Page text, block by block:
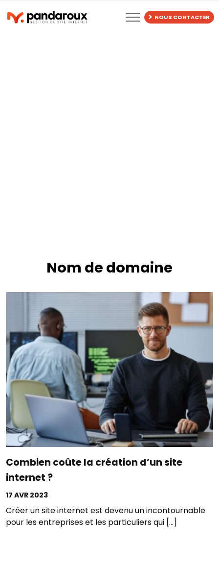
NOUS CONTACTER
Nom de domaine
Combien coûte la création d’un site
internet ?
17 AVR 2023
Créer un site internet est devenu un incontournable
pour les entreprises et les particuliers qui […]